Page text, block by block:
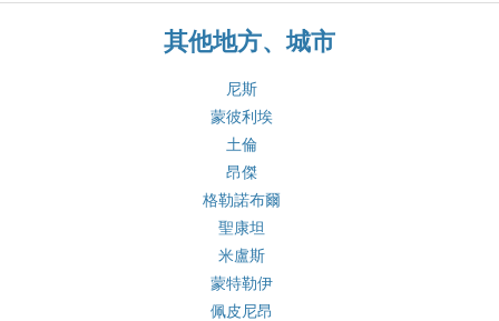
其他地方、城市
尼斯
蒙彼利埃
土倫
昂傑
格勒諾布爾
聖康坦
米盧斯
蒙特勒伊
佩皮尼昂